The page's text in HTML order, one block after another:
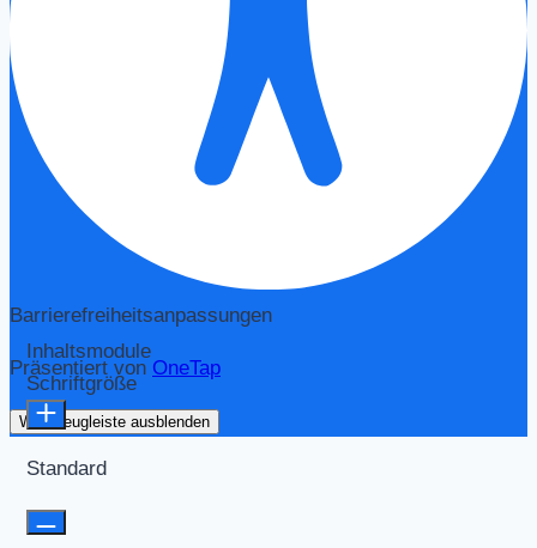
Barrierefreiheitsanpassungen
Präsentiert von OneTap
Werkzeugleiste ausblenden
Inhaltsmodule
Schriftgröße
Standard